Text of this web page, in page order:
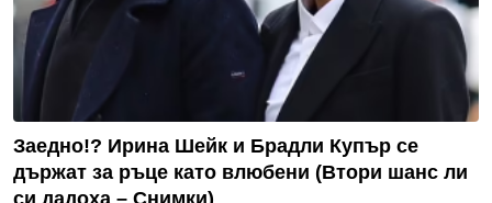
Заедно!? Ирина Шейк и Брадли Купър се
държат за ръце като влюбени (Втори шанс ли
си дадоха – Снимки)